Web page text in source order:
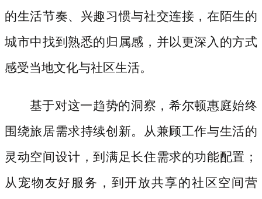
的生活节奏、兴趣习惯与社交连接，在陌生的
城市中找到熟悉的归属感，并以更深入的方式
感受当地文化与社区生活。
基于对这一趋势的洞察，希尔顿惠庭始终
围绕旅居需求持续创新。从兼顾工作与生活的
灵动空间设计，到满足长住需求的功能配置；
从宠物友好服务，到开放共享的社区空间营